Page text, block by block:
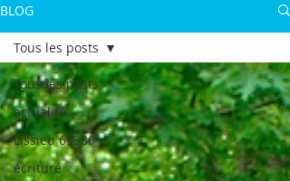
BLOG
Tous les posts
actualité
Lissieu 69380
écriture
Tous les posts